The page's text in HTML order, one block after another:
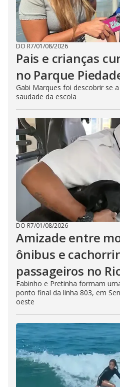
DO R7/01/08/2026
Pais e crianças
no Parque
Gabi Marques foi descobrir se
saudade da escola
DO R7/01/08/2026
Amizade entre
ônibus e
passageiros no
Fabinho e Pretinha formam
ponto final da linha 803, em
oeste